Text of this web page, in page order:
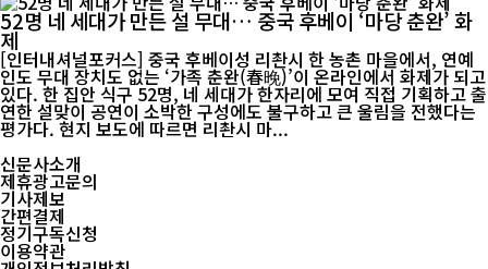
52명 네 세대가 만든 설 무대… 중국 후베이 ‘마당 춘완’ 화
제
[인터내셔널포커스] 중국 후베이성 리촨시 한 농촌 마을에서, 연예
인도 무대 장치도 없는 ‘가족 춘완(春晚)’이 온라인에서 화제가 되고
있다. 한 집안 식구 52명, 네 세대가 한자리에 모여 직접 기획하고 출
연한 설맞이 공연이 소박한 구성에도 불구하고 큰 울림을 전했다는
평가다. 현지 보도에 따르면 리촨시 마...
신문사소개
제휴광고문의
기사제보
간편결제
정기구독신청
이용약관